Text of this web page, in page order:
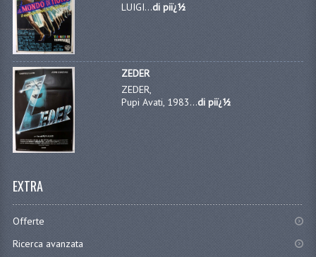
LUIGI...di piï¿½
ZEDER
ZEDER,
Pupi Avati, 1983...di piï¿½
EXTRA
Offerte
Ricerca avanzata